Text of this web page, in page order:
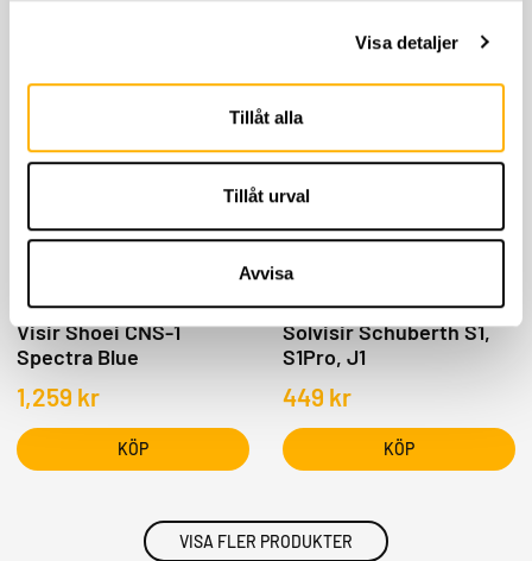
Visa detaljer
Tillåt alla
Tillåt urval
Avvisa
Visir Shoei CNS-1
Spectra Blue
1,259 kr
KÖP
Solvisir Schuberth S1,
S1Pro, J1
449 kr
KÖP
VISA FLER PRODUKTER